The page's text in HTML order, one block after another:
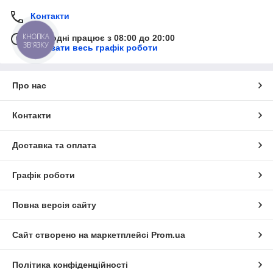
Контакти
Сьогодні працює з 08:00 до 20:00
Показати весь графік роботи
Про нас
Контакти
Доставка та оплата
Графік роботи
Повна версія сайту
Сайт створено на маркетплейсі Prom.ua
Політика конфіденційності
КНОПКА
ЗВ'ЯЗКУ